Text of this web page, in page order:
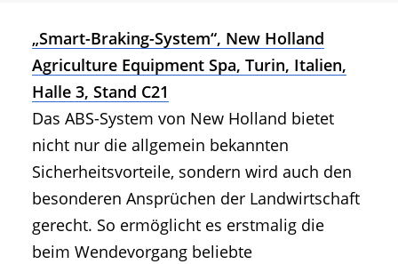
„Smart-Braking-System“, New Holland
Agriculture Equipment Spa, Turin, Italien,
Halle 3, Stand C21
Das ABS-System von New Holland bietet
nicht nur die allgemein bekannten
Sicherheitsvorteile, sondern wird auch den
besonderen Ansprüchen der Landwirtschaft
gerecht. So ermöglicht es erstmalig die
beim Wendevorgang beliebte